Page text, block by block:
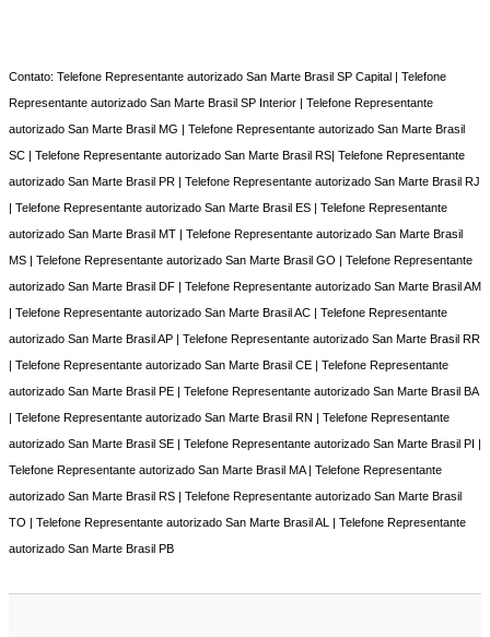
Contato: Telefone Representante autorizado San Marte Brasil SP Capital | Telefone
Representante autorizado San Marte Brasil SP Interior | Telefone Representante
autorizado San Marte Brasil MG | Telefone Representante autorizado San Marte Brasil
SC | Telefone Representante autorizado San Marte Brasil RS| Telefone Representante
autorizado San Marte Brasil PR | Telefone Representante autorizado San Marte Brasil RJ
| Telefone Representante autorizado San Marte Brasil ES | Telefone Representante
autorizado San Marte Brasil MT | Telefone Representante autorizado San Marte Brasil
MS | Telefone Representante autorizado San Marte Brasil GO | Telefone Representante
autorizado San Marte Brasil DF | Telefone Representante autorizado San Marte Brasil AM
| Telefone Representante autorizado San Marte Brasil AC | Telefone Representante
autorizado San Marte Brasil AP | Telefone Representante autorizado San Marte Brasil RR
| Telefone Representante autorizado San Marte Brasil CE | Telefone Representante
autorizado San Marte Brasil PE | Telefone Representante autorizado San Marte Brasil BA
| Telefone Representante autorizado San Marte Brasil RN | Telefone Representante
autorizado San Marte Brasil SE | Telefone Representante autorizado San Marte Brasil PI |
Telefone Representante autorizado San Marte Brasil MA | Telefone Representante
autorizado San Marte Brasil RS | Telefone Representante autorizado San Marte Brasil
TO | Telefone Representante autorizado San Marte Brasil AL | Telefone Representante
autorizado San Marte Brasil PB